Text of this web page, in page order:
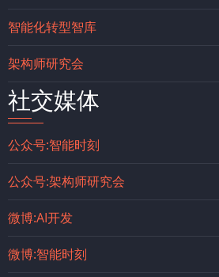
智能化转型智库
架构师研究会
社交媒体
公众号:智能时刻
公众号:架构师研究会
微博:AI开发
微博:智能时刻